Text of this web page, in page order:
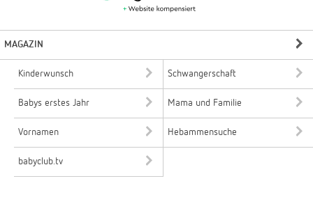
MAGAZIN
Kinderwunsch Schwangerschaft
Babys erstes Jahr Mama und Familie
Vornamen Hebammensuche
babyclub.tv